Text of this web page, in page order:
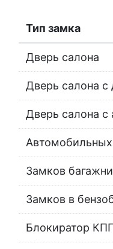
Тип замка
Дверь салона
Дверь салона
Дверь салона с
Автомобильных
Замков
Замков в
Блокиратор